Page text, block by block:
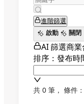
進階篩選
啟動
關閉
AI 篩選商
排序：發布時
共 0 筆 ， 條件：